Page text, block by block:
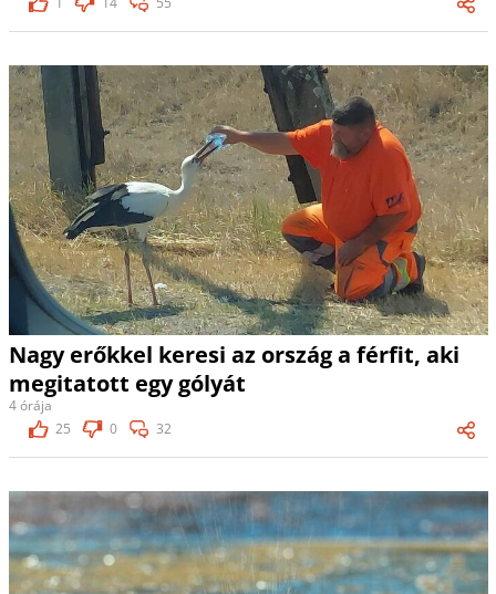
Nagy erőkkel keresi az ország a férfit, aki
megitatott egy gólyát
4 órája
25
0 32